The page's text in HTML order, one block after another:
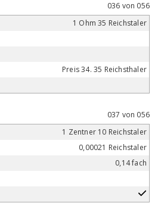
036 von 056
1 Ohm 35 Reichstaler
Preis 34. 35 Reichsthaler
037 von 056
1 Zentner 10 Reichstaler
0,00021 Reichstaler
0,14 fach